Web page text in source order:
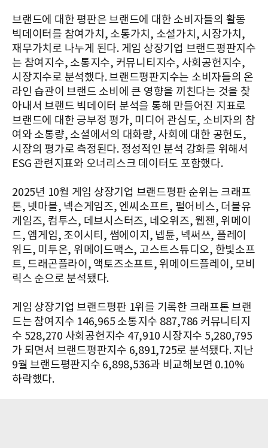
브랜드에 대한 평판은 브랜드에 대한 소비자들의 활동
빅데이터를 참여가치, 소통가치, 소셜가치, 시장가치,
재무가치로 나누게 된다. 게임 상장기업 브랜드평판지수
는 참여지수, 소통지수, 커뮤니티지수, 사회공헌지수,
시장지수로 분석했다. 브랜드평판지수는 소비자들의 온
라인 습관이 브랜드 소비에 큰 영향을 끼친다는 것을 찾
아내서 브랜드 빅데이터 분석을 통해 만들어진 지표로
브랜드에 대한 긍부정 평가, 미디어 관심도, 소비자의 참
여와 소통량, 소셜에서의 대화량, 사회에 대한 공헌도,
시장의 평가로 측정된다. 정성적인 분석 강화를 위해서
ESG 관련지표와 오너리스크 데이터도 포함했다.
2025년 10월 게임 상장기업 브랜드평판 순위는 크래프
톤, 넷마블, 넥슨게임즈, 엔씨소프트, 펄어비스, 더블유
게임즈, 컴투스, 데브시스터즈, 네오위즈, 웹젠, 위메이
드, 엠게임, 조이시티, 썸에이지, 넵튠, 넥써쓰, 플레이
위드, 미투온, 위메이드맥스, 고스트스튜디오, 한빛소프
트, 드래곤플라이, 액토즈소프트, 위메이드플레이, 모비
릭스 순으로 분석됐다.
게임 상장기업 브랜드평판 1위를 기록한 크래프톤 브랜
드는 참여지수 146,965 소통지수 887,786 커뮤니티지
수 528,270 사회공헌지수 47,910 시장지수 5,280,795
가 되면서 브랜드평판지수 6,891,725로 분석됐다. 지난
9월 브랜드평판지수 6,898,536과 비교해보면 0.10%
하락했다.